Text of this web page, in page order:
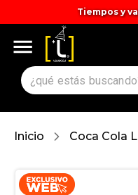
Tiempos y
Inicio Coca Cola